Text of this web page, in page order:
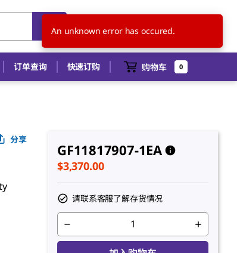
SG ZH
订单查询 快速订购 购物车 0
分享
GF11817907-1EA
$3,370.00
请联系客服了解存货情况
An unknown error has occured.